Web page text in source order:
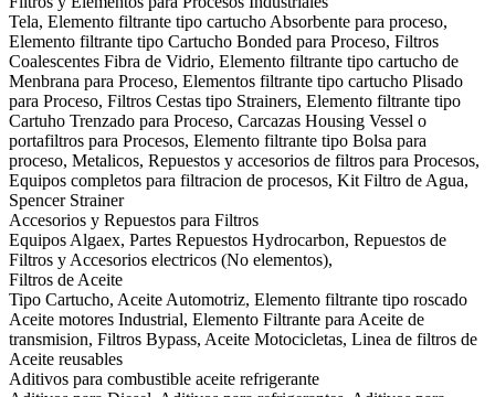
Tela, Elemento filtrante tipo cartucho Absorbente para proceso,
Elemento filtrante tipo Cartucho Bonded para Proceso, Filtros
Coalescentes Fibra de Vidrio, Elemento filtrante tipo cartucho de
Menbrana para Proceso, Elementos filtrante tipo cartucho Plisado
para Proceso, Filtros Cestas tipo Strainers, Elemento filtrante tipo
Cartuho Trenzado para Proceso, Carcazas Housing Vessel o
portafiltros para Procesos, Elemento filtrante tipo Bolsa para
proceso, Metalicos, Repuestos y accesorios de filtros para Procesos,
Equipos completos para filtracion de procesos, Kit Filtro de Agua,
Spencer Strainer
Accesorios y Repuestos para Filtros
Equipos Algaex, Partes Repuestos Hydrocarbon, Repuestos de
Filtros y Accesorios electricos (No elementos),
Filtros de Aceite
Tipo Cartucho, Aceite Automotriz, Elemento filtrante tipo roscado
Aceite motores Industrial, Elemento Filtrante para Aceite de
transmision, Filtros Bypass, Aceite Motocicletas, Linea de filtros de
Aceite reusables
Aditivos para combustible aceite refrigerante